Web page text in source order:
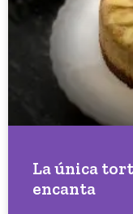
La única
encanta